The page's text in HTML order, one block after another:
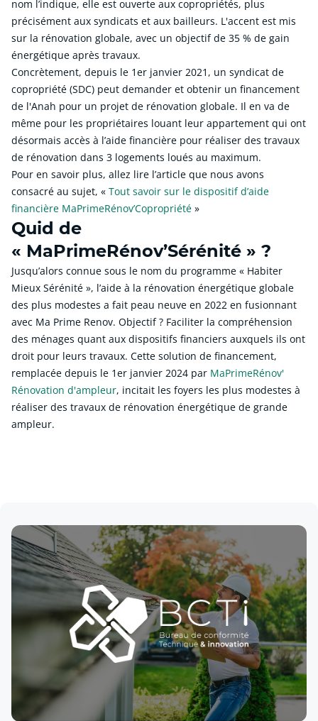
nom l’indique, elle est ouverte aux copropriétés, plus
précisément aux syndicats et aux bailleurs. L'accent est mis
sur la rénovation globale, avec un objectif de 35 % de gain
énergétique après travaux.
Concrètement, depuis le 1er janvier 2021, un syndicat de
copropriété (SDC) peut demander et obtenir un financement
de l'Anah pour un projet de rénovation globale. Il en va de
même pour les propriétaires louant leur appartement qui ont
désormais accès à l’aide financière pour réaliser des travaux
de rénovation dans 3 logements loués au maximum.
Pour en savoir plus, allez lire l’article que nous avons
consacré au sujet, « Tout savoir sur le dispositif d’aide
financière MaPrimeRénov’Copropriété »
Quid de
« MaPrimeRénov’Sérénité » ?
Jusqu’alors connue sous le nom du programme « Habiter
Mieux Sérénité », l’aide à la rénovation énergétique globale
des plus modestes a fait peau neuve en 2022 en fusionnant
avec Ma Prime Renov. Objectif ? Faciliter la compréhension
des ménages quant aux dispositifs financiers auxquels ils ont
droit pour leurs travaux. Cette solution de financement,
remplacée depuis le 1er janvier 2024 par MaPrimeRénov'
Rénovation d'ampleur, incitait les foyers les plus modestes à
réaliser des travaux de rénovation énergétique de grande
ampleur.